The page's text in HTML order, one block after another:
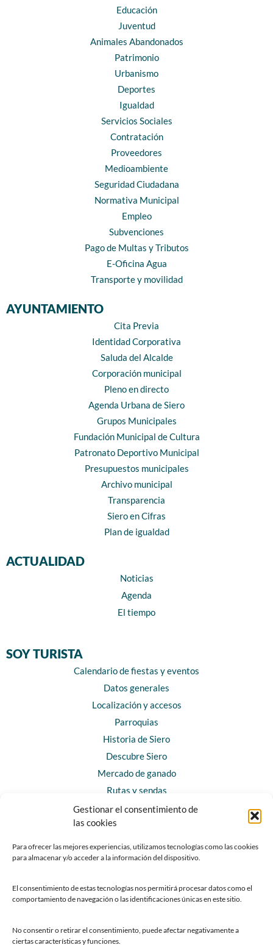
Gestionar el consentimiento de
las cookies
Para ofrecer las mejores experiencias, utilizamos tecnologías como las cookies
para almacenar y/o acceder a la información del dispositivo.
El consentimiento de estas tecnologías nos permitirá procesar datos como el
comportamiento de navegación o las identificaciones únicas en este sitio.
No consentir o retirar el consentimiento, puede afectar negativamente a
ciertas características y funciones.
Educación
Juventud
Animales Abandonados
Patrimonio
Urbanismo
Deportes
Igualdad
Servicios Sociales
Contratación
Proveedores
Medioambiente
Seguridad Ciudadana
Normativa Municipal
Empleo
Subvenciones
Pago de Multas y Tributos
E-Oficina Agua
Transporte y movilidad
AYUNTAMIENTO
Cita Previa
Identidad Corporativa
Saluda del Alcalde
Corporación municipal
Pleno en directo
Agenda Urbana de Siero
Grupos Municipales
Fundación Municipal de Cultura
Patronato Deportivo Municipal
Presupuestos municipales
Archivo municipal
Transparencia
Siero en Cifras
Plan de igualdad
ACTUALIDAD
Noticias
Agenda
El tiempo
SOY TURISTA
Calendario de fiestas y eventos
Datos generales
Localización y accesos
Parroquias
Historia de Siero
Descubre Siero
Mercado de ganado
Rutas y sendas
Horarios y contacto
Teléfonos de interés
Chatbot Siero
SEDES ELECTRÓNICAS
Sede del Ayuntamiento de Siero